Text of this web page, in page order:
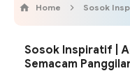
Home Sosok
Sosok Inspiratif |
Semacam